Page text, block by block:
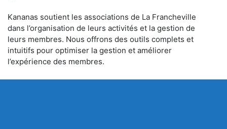
Kananas soutient les associations de La Francheville
dans l’organisation de leurs activités et la gestion de
leurs membres. Nous offrons des outils complets et
intuitifs pour optimiser la gestion et améliorer
l’expérience des membres.